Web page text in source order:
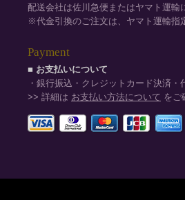
配送会社は佐川急便またはヤマト運輸
※代金引換のご注文は、ヤマト運輸指
Payment
■ お支払いについて
・銀行振込・クレジットカード決済・
>> 詳細は お支払い方法について をご